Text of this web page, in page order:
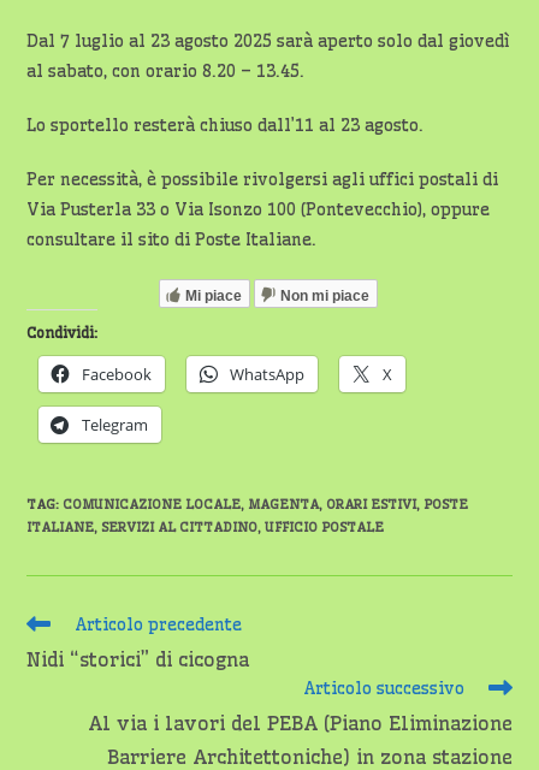
Dal 7 luglio al 23 agosto 2025 sarà aperto solo dal giovedì
al sabato, con orario 8.20 – 13.45.
Lo sportello resterà chiuso dall’11 al 23 agosto.
Per necessità, è possibile rivolgersi agli uffici postali di
Via Pusterla 33 o Via Isonzo 100 (Pontevecchio), oppure
consultare il sito di Poste Italiane.
Mi piace Non mi piace
Condividi:
Facebook WhatsApp X
Telegram
TAG: COMUNICAZIONE LOCALE, MAGENTA, ORARI ESTIVI, POSTE
ITALIANE, SERVIZI AL CITTADINO, UFFICIO POSTALE
Leggi
articoli
Articolo precedente
Nidi “storici” di cicogna
Articolo successivo
Al via i lavori del PEBA (Piano Eliminazione
Barriere Architettoniche) in zona stazione